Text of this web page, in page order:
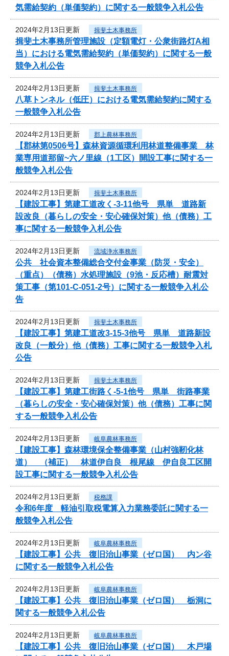
気需給契約（単価契約）に関する一般競争入札公告
2024年2月13日更新 揖斐土木事務所
揖斐土木事務所管理施設（定額電灯・公衆街路灯A相
当）における電気需給契約（単価契約）に関する一般
競争入札公告
2024年2月13日更新 揖斐土木事務所
八草トンネル（低圧）における電気需給契約に関する
一般競争入札公告
2024年2月13日更新 郡上農林事務所
【郡林第0506号】森林資源循環利用林道整備事業 林
業専用道那留~六ノ里線（1工区）開設工事に関する一
般競争入札公告
2024年2月13日更新 揖斐土木事務所
【建設工事】第建工道改く-3-11他号 県単 道路新
設改良（暮らしの安全・安心確保対策）他（債務）工
事に関する一般競争入札公告
2024年2月13日更新 流域浄水事務所
公共 社会資本整備総合交付金事業（防災・安全）
（重点）（債務）水処理施設（9池・反応槽）耐震対
策工事（第101-C-051-2号）に関する一般競争入札公
告
2024年2月13日更新 揖斐土木事務所
【建設工事】第建工道改3-15-3他号 県単 道路新設
改良（一般分）他（債務）工事に関する一般競争入札
公告
2024年2月13日更新 揖斐土木事務所
【建設工事】第建工街路く-5-1他号 県単 街路事業
（暮らしの安全・安心確保対策）他（債務）工事に関
する一般競争入札公告
2024年2月13日更新 岐阜農林事務所
【建設工事】森林環境保全整備事業（山村強靭化林
道） （補正） 林道伊自良 根尾線 伊自良工区開
設工事に関する一般競争入札公告
2024年2月13日更新 税務課
令和6年度 軽油引取税電算入力業務委託に関する一
般競争入札公告
2024年2月13日更新 岐阜農林事務所
【建設工事】公共 復旧治山事業（ゼロ国） 内ン谷
に関する一般競争入札公告
2024年2月13日更新 岐阜農林事務所
【建設工事】公共 復旧治山事業（ゼロ国） 栃洞に
関する一般競争入札公告
2024年2月13日更新 岐阜農林事務所
【建設工事】公共 復旧治山事業（ゼロ国） 木戸場